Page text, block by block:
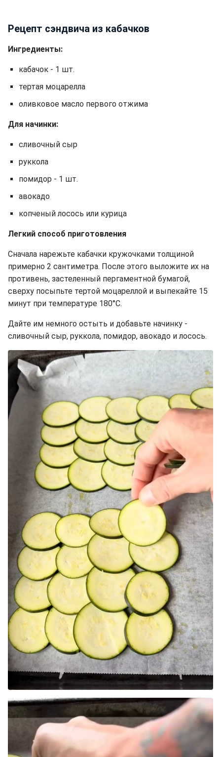
Рецепт сэндвича из кабачков
Ингредиенты:
кабачок - 1 шт.
тертая моцарелла
оливковое масло первого отжима
Для начинки:
сливочный сыр
руккола
помидор - 1 шт.
авокадо
копченый лосось или курица
Легкий способ приготовления
Сначала нарежьте кабачки кружочками толщиной
примерно 2 сантиметра. После этого выложите их на
противень, застеленный пергаментной бумагой,
сверху посыпьте тертой моцареллой и выпекайте 15
минут при температуре 180°C.
Дайте им немного остыть и добавьте начинку -
сливочный сыр, руккола, помидор, авокадо и лосось.